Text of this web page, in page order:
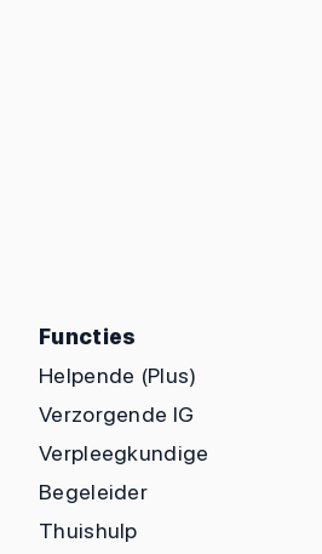
Functies
Helpende (Plus)
Verzorgende IG
Verpleegkundige
Begeleider
Thuishulp